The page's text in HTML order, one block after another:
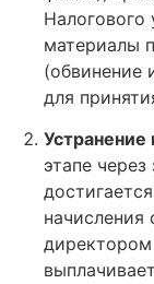
Налогового
материалы
(обвинение
для
Устранение
этапе